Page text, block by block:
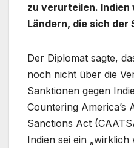
zu verurteilen. Indien
Ländern, die sich der
Der Diplomat sagte,
noch nicht über die
Sanktionen gegen
Countering America’s
Sanctions Act
Indien sei ein „wirklich